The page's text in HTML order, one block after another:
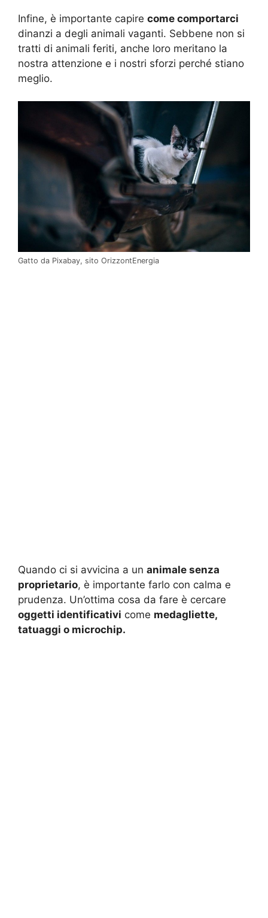
Infine, è importante capire come comportarci
dinanzi a degli animali vaganti. Sebbene non si
tratti di animali feriti, anche loro meritano la
nostra attenzione e i nostri sforzi perché stiano
meglio.
Gatto da Pixabay, sito OrizzontEnergia
Quando ci si avvicina a un animale senza
proprietario, è importante farlo con calma e
prudenza. Un’ottima cosa da fare è cercare
oggetti identificativi come medagliette,
tatuaggi o microchip.